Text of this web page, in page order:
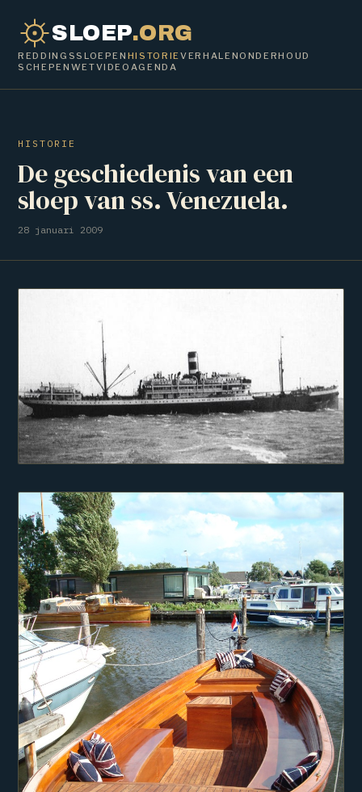
SLOEP.ORG
REDDINGSSLOEPEN HISTORIEVERHALENONDERHOUD
SCHEPENWETVIDEO AGENDA
HISTORIE
De geschiedenis van een
sloep van ss. Venezuela.
28 januari 2009